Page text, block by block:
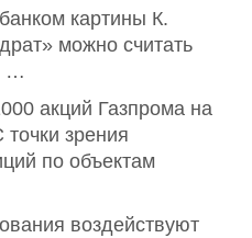
картины К.
можно считать
…
акций Газпрома на
зрения
по объектам
воздействуют